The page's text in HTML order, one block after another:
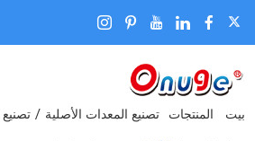
بيت المنتجات تصنيع المعدات الأصلية /